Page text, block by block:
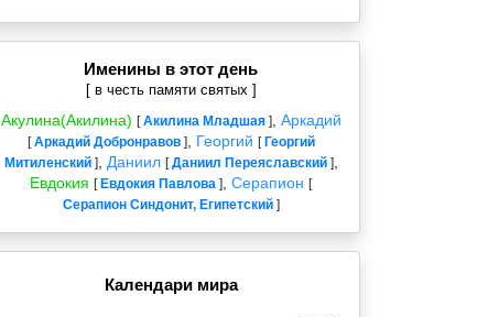
Именины в этот день
[ в честь памяти святых ]
Акулина(Акилина) [Акилина Младшая], Аркадий
[Аркадий Добронравов], Георгий [ Георгий
Митиленский], Даниил [Даниил Переяславский],
Евдокия [ Евдокия Павлова ], Серапион [
Серапион Синдонит, Египетский]
Календари мира